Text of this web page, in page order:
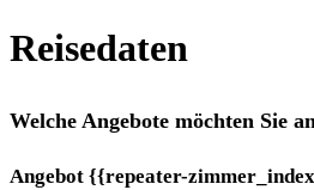
Reisedaten
Welche Angebote möchten Sie
Angebot {{repeater-